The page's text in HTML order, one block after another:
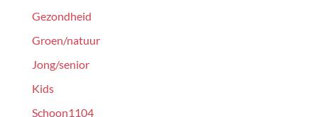
Gezondheid
Groen/natuur
Jong/senior
Kids
Schoon1104